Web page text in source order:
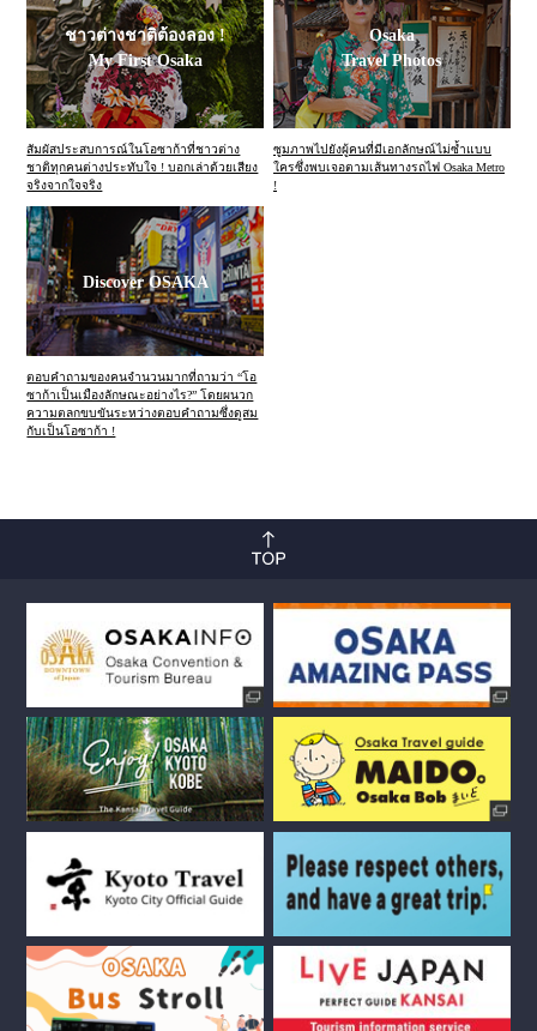
ชาวต่างชาติต้องลอง !
My First Osaka
สัมผัสประสบการณ์ในโอซาก้าที่ชาวต่าง
ชาติทุกคนต่างประทับใจ ! บอกเล่าด้วยเสียง
จริงจากใจจริง
Osaka
Travel Photos
ซูมภาพไปยังผู้คนที่มีเอกลักษณ์ไม่ซ้ำแบบ
ใครซึ่งพบเจอตามเส้นทางรถไฟ Osaka Metro
!
Discover OSAKA
ตอบคำถามของคนจำนวนมากที่ถามว่า “โอ
ซาก้าเป็นเมืองลักษณะอย่างไร?” โดยผนวก
ความตลกขบขันระหว่างตอบคำถามซึ่งดูสม
กับเป็นโอซาก้า !